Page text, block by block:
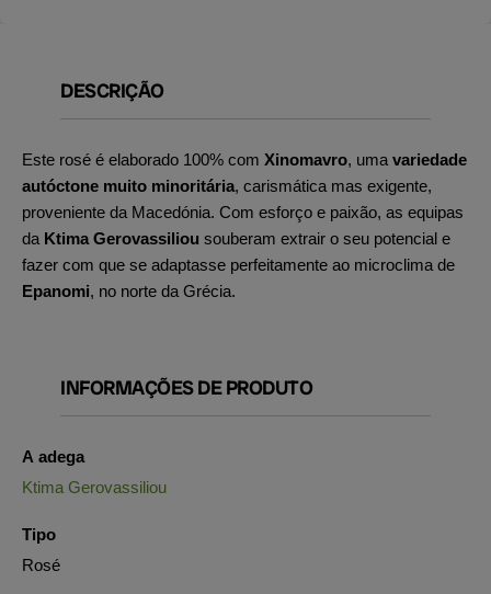
DESCRIÇÃO
Este rosé é elaborado 100% com Xinomavro, uma variedade
autóctone muito minoritária, carismática mas exigente,
proveniente da Macedónia. Com esforço e paixão, as equipas
da Ktima Gerovassiliou souberam extrair o seu potencial e
fazer com que se adaptasse perfeitamente ao microclima de
Epanomi, no norte da Grécia.
INFORMAÇÕES DE PRODUTO
A adega
Ktima Gerovassiliou
Tipo
Rosé